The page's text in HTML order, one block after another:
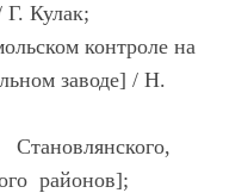
Кулак;
контроле на
заводе] / Н.
районов];